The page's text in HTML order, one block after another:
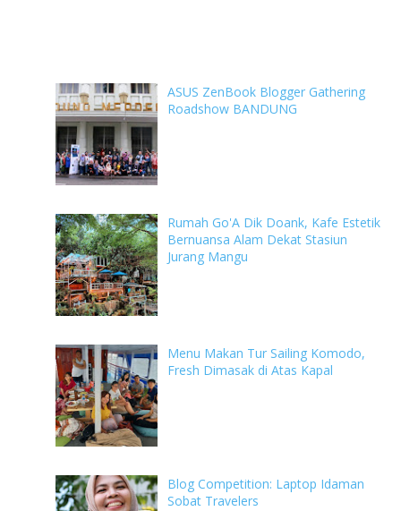
ASUS ZenBook Blogger Gathering
Roadshow BANDUNG
Rumah Go'A Dik Doank, Kafe Estetik
Bernuansa Alam Dekat Stasiun
Jurang Mangu
Menu Makan Tur Sailing Komodo,
Fresh Dimasak di Atas Kapal
Blog Competition: Laptop Idaman
Sobat Travelers